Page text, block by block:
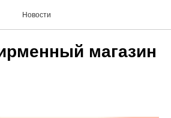
Новости
магазин